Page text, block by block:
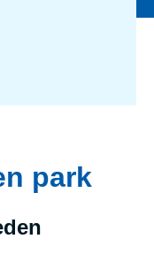
park